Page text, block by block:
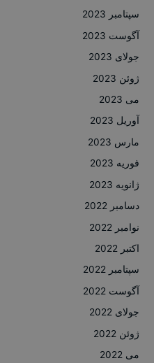
سپتامبر 2023
آگوست 2023
جولای 2023
ژوئن 2023
می 2023
آوریل 2023
مارس 2023
فوریه 2023
ژانویه 2023
دسامبر 2022
نوامبر 2022
اکتبر 2022
سپتامبر 2022
آگوست 2022
جولای 2022
ژوئن 2022
می 2022